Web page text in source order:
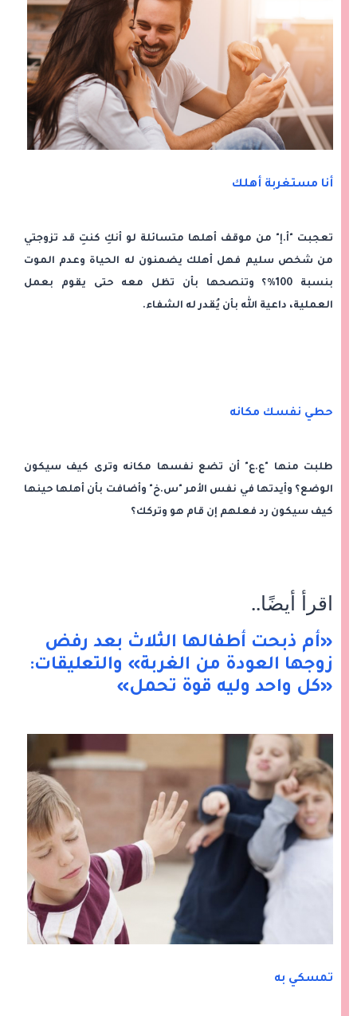
أنا مستغربة أهلك
تعجبت "أ.إ" من موقف أهلها متسائلة لو أنكِ كنتِ قد تزوجتي
من شخص سليم فهل أهلك يضمنون له الحياة وعدم الموت
بنسبة 100%؟ وتنصحها بأن تظل معه حتى يقوم بعمل
العملية، داعية الله بأن يُقدر له الشفاء.
حطي نفسك مكانه
طلبت منها "ع.ع" أن تضع نفسها مكانه وترى كيف سيكون
الوضع؟ وأيدتها في نفس الأمر "س.خ" وأضافت بأن أهلها حينها
كيف سيكون رد فعلهم إن قام هو وتركك؟
اقرأ أيضًا..
«أم ذبحت أطفالها الثلاث بعد رفض
زوجها العودة من الغربة» والتعليقات:
«كل واحد وليه قوة تحمل»
تمسكي به